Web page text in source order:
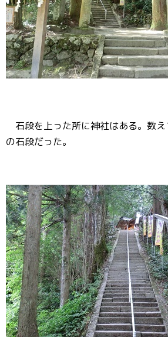
石段を上った所に神社はある。数
の石段だった。